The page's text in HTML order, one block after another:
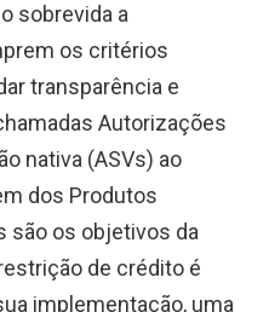
sobrevida a
os critérios
transparência e
Autorizações
nativa (ASVs) ao
dos Produtos
são os objetivos da
de crédito é
implementação, uma